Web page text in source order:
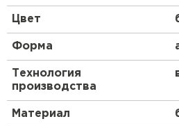
Цвет
Форма
Технология
производства
Материал